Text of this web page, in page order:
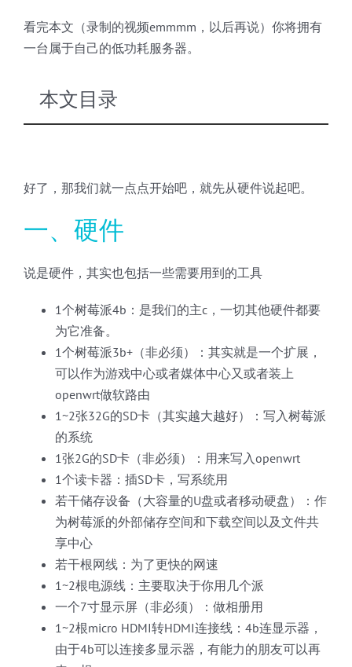
看完本文（录制的视频emmmm，以后再说）你将拥有
一台属于自己的低功耗服务器。
本文目录
好了，那我们就一点点开始吧，就先从硬件说起吧。
一、硬件
说是硬件，其实也包括一些需要用到的工具
1个树莓派4b：是我们的主c，一切其他硬件都要
为它准备。
1个树莓派3b+（非必须）：其实就是一个扩展，
可以作为游戏中心或者媒体中心又或者装上
openwrt做软路由
1~2张32G的SD卡（其实越大越好）：写入树莓派
的系统
1张2G的SD卡（非必须）：用来写入openwrt
1个读卡器：插SD卡，写系统用
若干储存设备（大容量的U盘或者移动硬盘）：作
为树莓派的外部储存空间和下载空间以及文件共
享中心
若干根网线：为了更快的网速
1~2根电源线：主要取决于你用几个派
一个7寸显示屏（非必须）：做相册用
1~2根micro HDMI转HDMI连接线：4b连显示器，
由于4b可以连接多显示器，有能力的朋友可以再